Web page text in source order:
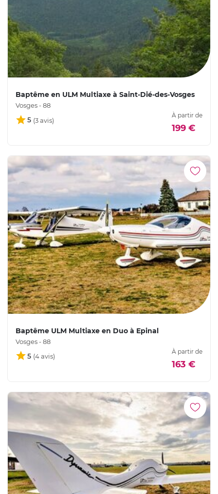
Baptême en ULM Multiaxe à Saint-Dié-des-Vosges
Vosges - 88
5
À partir de
199 €
Baptême ULM Multiaxe en Duo à Epinal
Vosges - 88
5
À partir de
163 €